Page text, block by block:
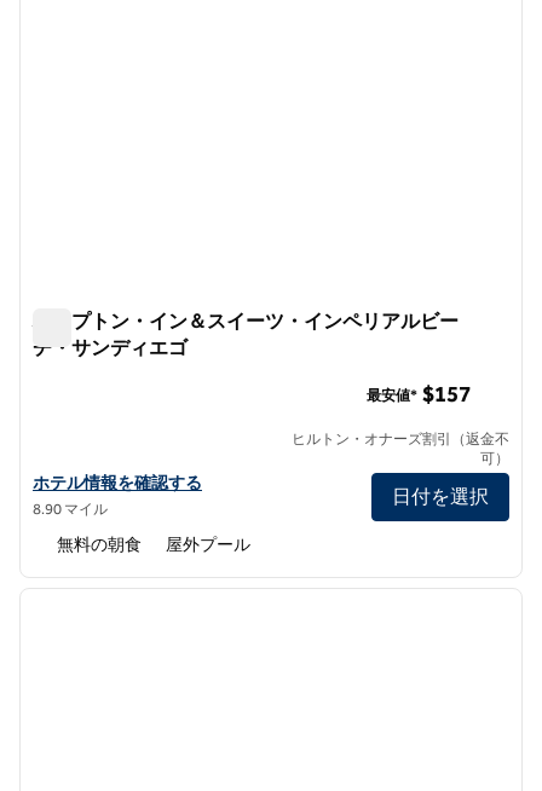
ハンプトン・イン＆スイーツ・インペリアルビー
チ・サンディエゴ
ハンプトン・イン＆スイーツ・インペリアルビーチ・サンディエ
ホテル情報を確認する
8.90 マイル
最安値* $157
ヒルトン・オナーズ割引（返金不
可）
日付を選択
無料の朝食 屋外プール
1/12
次の